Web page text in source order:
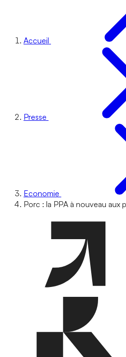
Accueil
Presse
Economie
Porc : la PPA à nouveau aux